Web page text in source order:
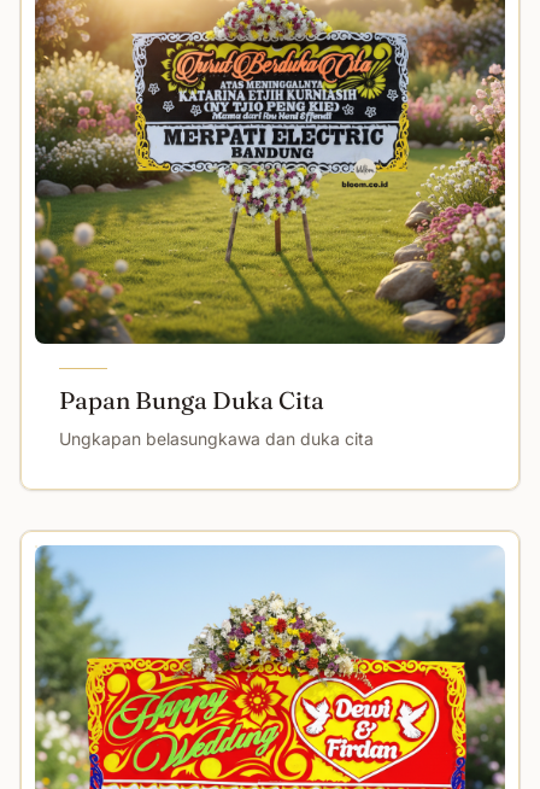
Papan Bunga Duka Cita
Ungkapan belasungkawa dan duka cita